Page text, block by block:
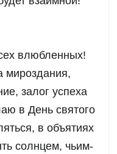
влюбленных!
мироздания,
залог успеха
в День святого
в объятиях
солнцем, чьим-